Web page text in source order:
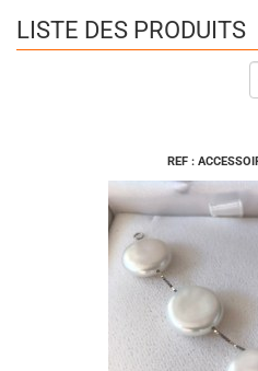
LISTE DES PRODUITS
REF :